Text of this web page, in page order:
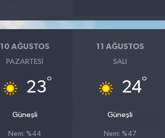
10 AĞUSTOS
PAZARTESI
23°
Güneşli
Nem: %44
11 AĞUSTOS
SALI
24°
Güneşli
Nem: %47